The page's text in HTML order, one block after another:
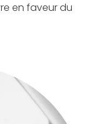
en faveur du